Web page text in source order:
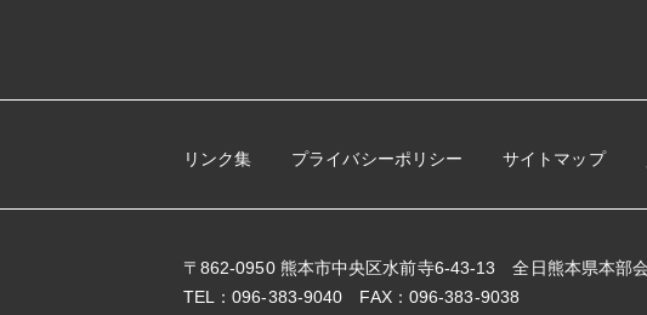
リンク集 プライバシーポリシー サイトマップ
〒862-0950 熊本市中央区水前寺6-43-13 全日熊本県本部
TEL：096-383-9040 FAX：096-383-9038